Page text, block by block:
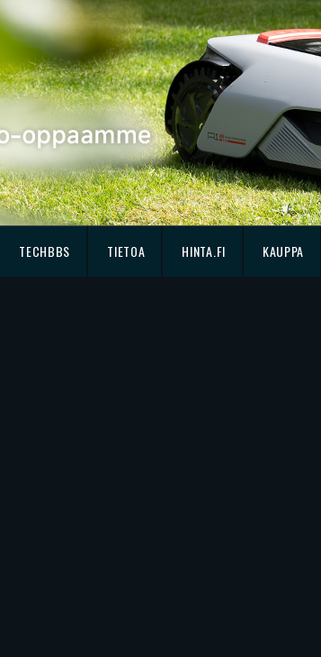
TECHBBS TIETOA HINTA.FI KAUPPA